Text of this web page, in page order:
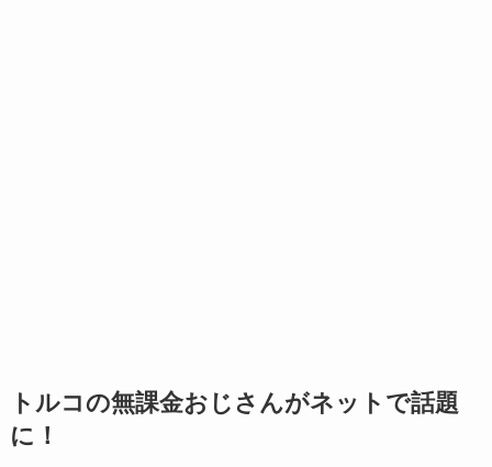
トルコの無課金おじさんがネットで話題
に！